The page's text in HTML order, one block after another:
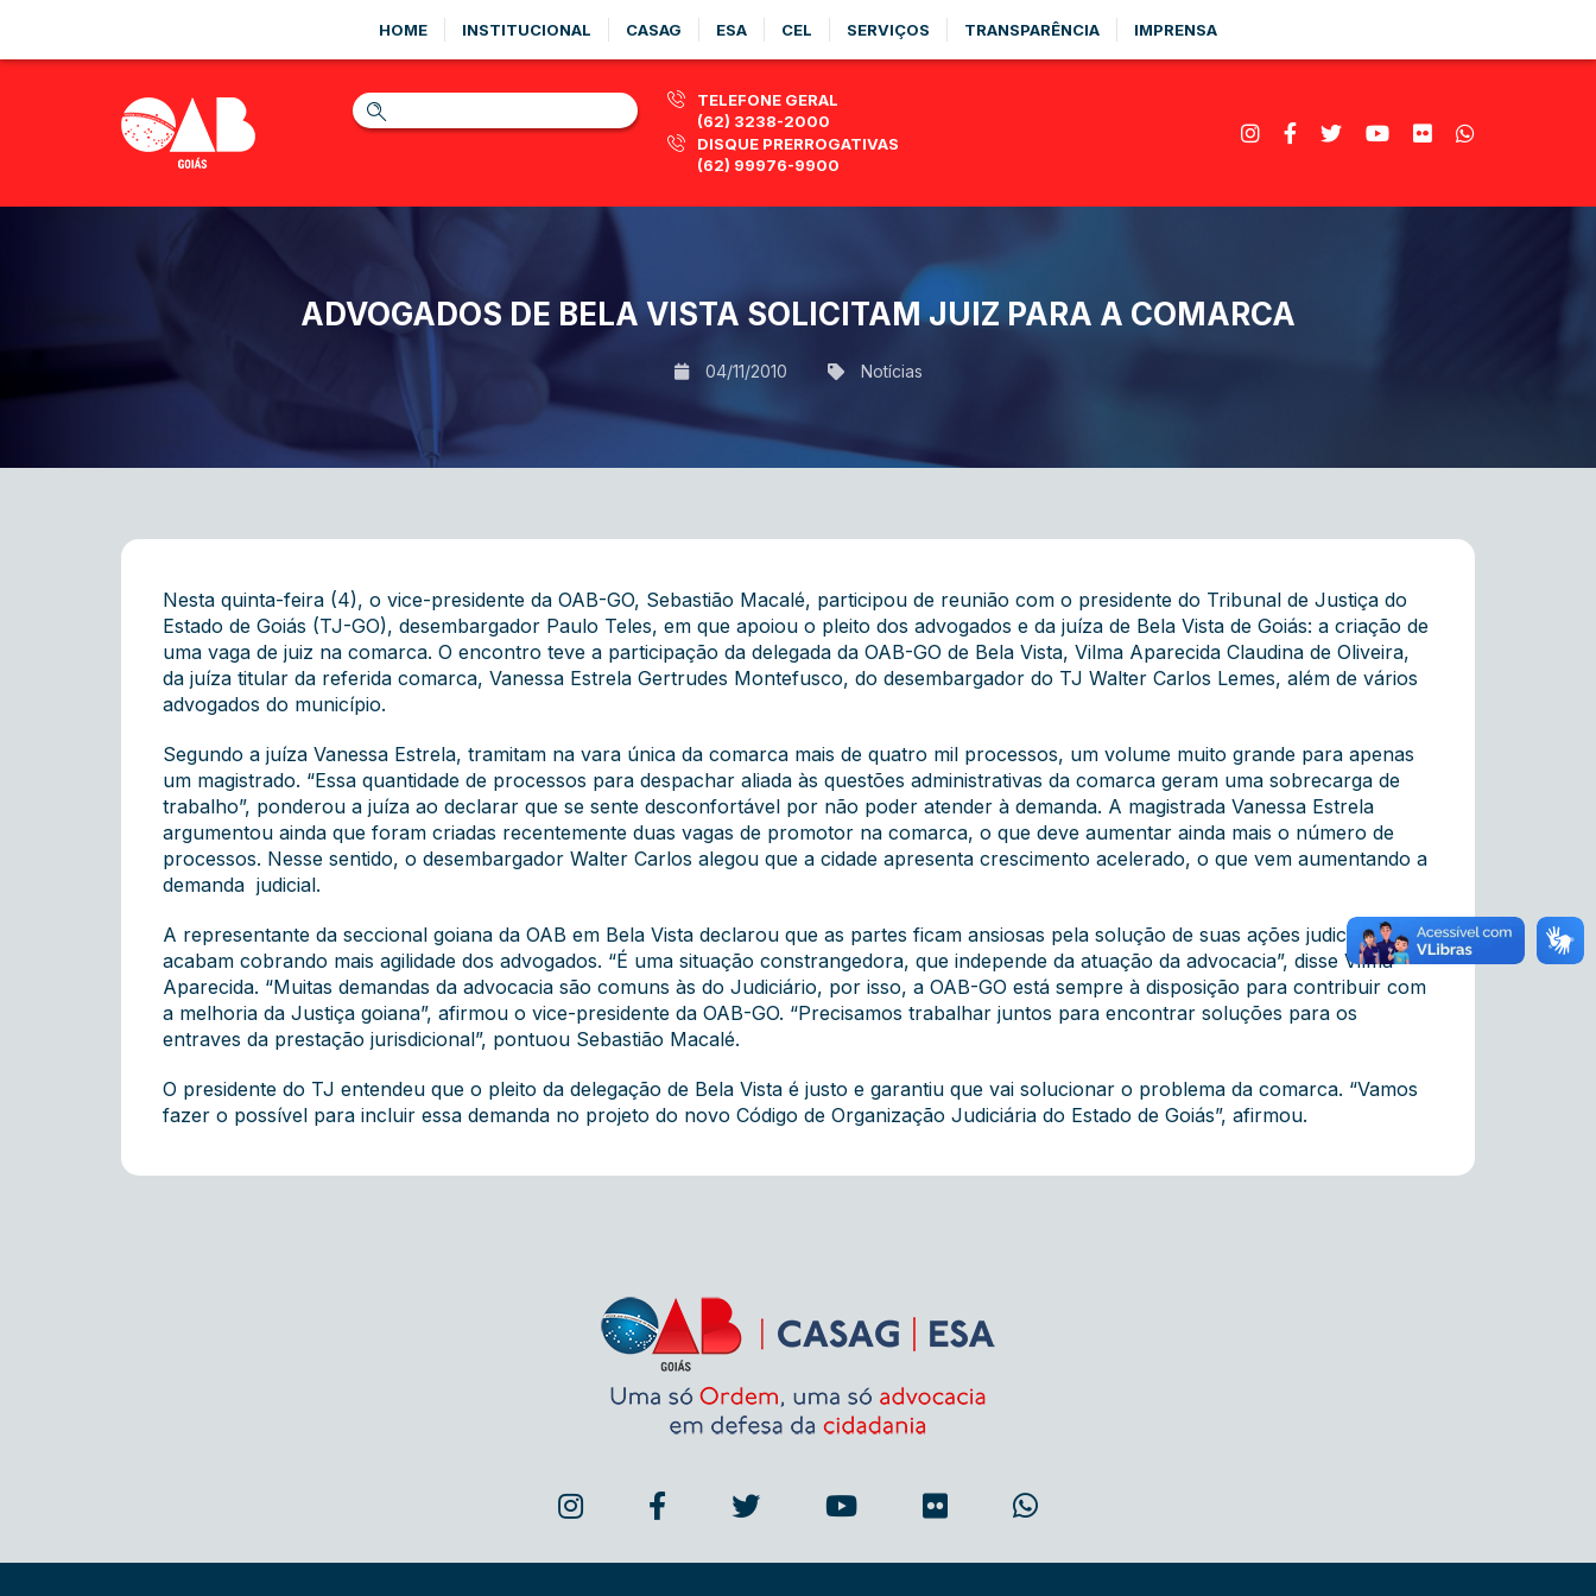
HOME INSTITUCIONAL CASAG ESA CEL SERVIÇOS TRANSPARÊNCIA IMPRENSA
TELEFONE GERAL
(62) 3238-2000
DISQUE PRERROGATIVAS
(62) 99976-9900
ADVOGADOS DE BELA VISTA SOLICITAM JUIZ PARA A COMARCA
04/11/2010 Notícias
Nesta quinta-feira (4), o vice-presidente da OAB-GO, Sebastião Macalé, participou de reunião com o presidente do Tribunal de Justiça do
Estado de Goiás (TJ-GO), desembargador Paulo Teles, em que apoiou o pleito dos advogados e da juíza de Bela Vista de Goiás: a criação de
uma vaga de juiz na comarca. O encontro teve a participação da delegada da OAB-GO de Bela Vista, Vilma Aparecida Claudina de Oliveira,
da juíza titular da referida comarca, Vanessa Estrela Gertrudes Montefusco, do desembargador do TJ Walter Carlos Lemes, além de vários
advogados do município.
Segundo a juíza Vanessa Estrela, tramitam na vara única da comarca mais de quatro mil processos, um volume muito grande para apenas
um magistrado. “Essa quantidade de processos para despachar aliada às questões administrativas da comarca geram uma sobrecarga de
trabalho”, ponderou a juíza ao declarar que se sente desconfortável por não poder atender à demanda. A magistrada Vanessa Estrela
argumentou ainda que foram criadas recentemente duas vagas de promotor na comarca, o que deve aumentar ainda mais o número de
processos. Nesse sentido, o desembargador Walter Carlos alegou que a cidade apresenta crescimento acelerado, o que vem aumentando a
demanda judicial.
A representante da seccional goiana da OAB em Bela Vista declarou que as partes ficam ansiosas pela solução de suas ações judiciais e
acabam cobrando mais agilidade dos advogados. “É uma situação constrangedora, que independe da atuação da advocacia”, disse Vilma
Aparecida. “Muitas demandas da advocacia são comuns às do Judiciário, por isso, a OAB-GO está sempre à disposição para contribuir com
a melhoria da Justiça goiana”, afirmou o vice-presidente da OAB-GO. “Precisamos trabalhar juntos para encontrar soluções para os
entraves da prestação jurisdicional”, pontuou Sebastião Macalé.
O presidente do TJ entendeu que o pleito da delegação de Bela Vista é justo e garantiu que vai solucionar o problema da comarca. “Vamos
fazer o possível para incluir essa demanda no projeto do novo Código de Organização Judiciária do Estado de Goiás”, afirmou.